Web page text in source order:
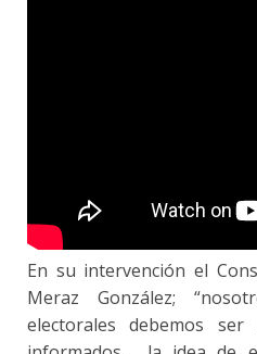
En su intervención el
Meraz González;
electorales debemos